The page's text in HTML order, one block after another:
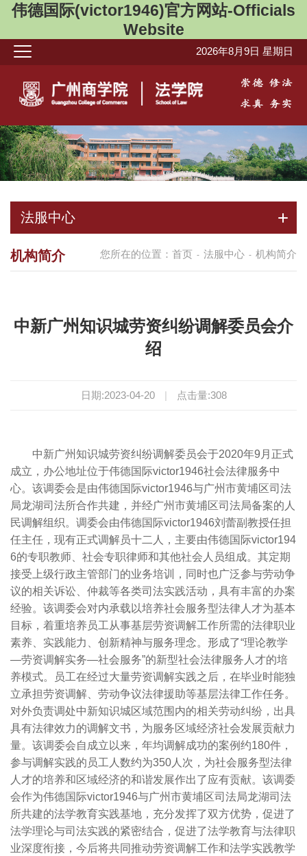
伟德国际(victor1946)官方网站-Officials
Website
2026年8月9日 星期日
法服中心
您所在的位置： 首页 - 法服中心 - 机构简介
机构简介
中新广州知识城劳资纠纷调解委员会介
绍
日期:2023-04-20 | 点击量:308
中新广州知识城劳资纠纷调解委员会于2020年9月正式
成立，办公地址位于伟德国际victor1946社会法律服务中
心。该调委会是由伟德国际victor1946与广州市黄埔区司法
局龙湖司法所合作共建，并经广州市黄埔区司法局备案的人
民调解组织。调委会由伟德国际victor1946刘蕾副教授任担
任主任，现有正式调解员十二人，主要由伟德国际victor194
6的专职教师、社会专职律师和其他社会人员组成。其定期
接受上级行政主管部门的业务培训，同时也广泛参与劳动争
议的相关诉讼、仲裁等各类司法实践活动，具有丰富的办案
经验。该调委会对内承载以培养社会服务型法律人才为基本
目标，着重培养员工从事基层劳资调解工作所需的法律职业
素养、实践能力、创新精神与服务理念。形成了“理论教学
—劳资调解实务—社会服务”的新型社会法律服务人才的培
养模式。员工在经过大量劳资调解实践之后，在毕业时能独
立承担劳资调解、劳动争议法律援助等基层法律工作任务。
对外负责调处中新知识城区域范围内的相关劳动纠纷，出具
具有法律效力的调解文书，为服务区域经济社会发展贡献力
量。该调委会自成立以来，年均调解成功的案例约180件，
参与调解实践的员工人数约为350人次，为社会服务型法律
人才的培养和区域经济的和谐发展作出了应有贡献。该调委
会作为伟德国际victor1946与广州市黄埔区司法局龙湖司法
所共建的法学教育实践基地，充分发挥了双方优势，促进了
法学理论与司法实践的紧密结合，促进了法学教育与法律职
业深度衔接，今后将共同推动劳资调解工作和法学实践教学